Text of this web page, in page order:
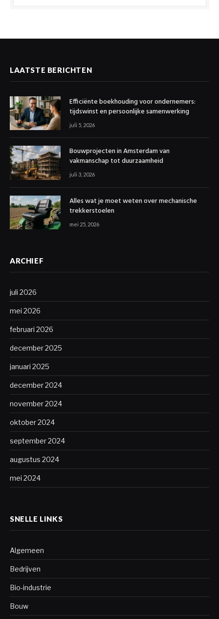
LAATSTE BERICHTEN
Efficiënte boekhouding voor ondernemers:
tijdswinst en persoonlijke samenwerking
juli 5, 2026
Bouwprojecten in Amsterdam van
vakmanschap tot duurzaamheid
juli 3, 2026
Alles wat je moet weten over mechanische
trekkerstoelen
mei 25, 2026
ARCHIEF
juli 2026
mei 2026
februari 2026
december 2025
januari 2025
december 2024
november 2024
oktober 2024
september 2024
augustus 2024
mei 2024
SNELLE LINKS
Algemeen
Bedrijven
Bio-industrie
Bouw